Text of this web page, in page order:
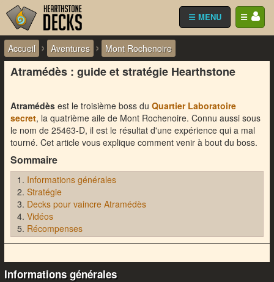
☰
☰ MENU
Accueil › Aventures › Mont Rochenoire
Atramédès : guide et stratégie Hearthstone
Atramédèsest le troisième boss du Quartier Laboratoire
secret, la quatrième aile de Mont Rochenoire. Connu aussi sous
le nom de 25463-D, il est le résultat d'une expérience qui a mal
tourné. Cet article vous explique comment venir à bout du boss.
Sommaire
Informations générales
Stratégie
Decks pour vaincre Atramédès
Vidéos
Récompenses
Informations générales